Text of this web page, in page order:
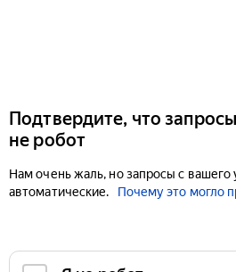
Подтвердите, что
не робот
Нам очень жаль, но запросы с вашего
автоматические.
Почему это могло